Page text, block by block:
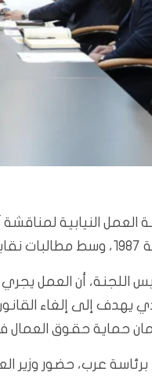
العمل النيابية
اللجنة، أن العمل
يهدف إلى إلغاء
حماية حقوق العمال
عرب، حضور وزير